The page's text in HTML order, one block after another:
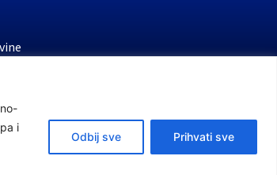
i
Odbij sve Prihvati sve
osiguranje
politike